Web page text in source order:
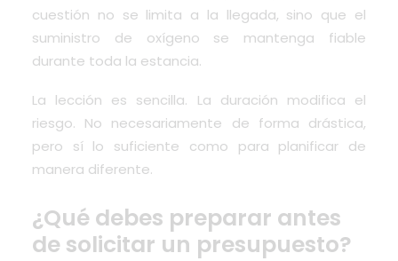
cuestión no se limita a la llegada, sino que el
suministro de oxígeno se mantenga fiable
durante toda la estancia.
La lección es sencilla. La duración modifica el
riesgo. No necesariamente de forma drástica,
pero sí lo suficiente como para planificar de
manera diferente.
¿Qué debes preparar antes
de solicitar un presupuesto?